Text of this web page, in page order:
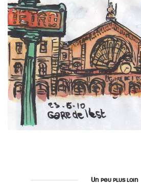
Un peu plus loin